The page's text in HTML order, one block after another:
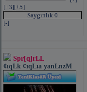
[+3][+5]
Saygınlık 0
[-]
Spr[q]rLL
¢ıqLk ¢ıqLıa yanLnzM